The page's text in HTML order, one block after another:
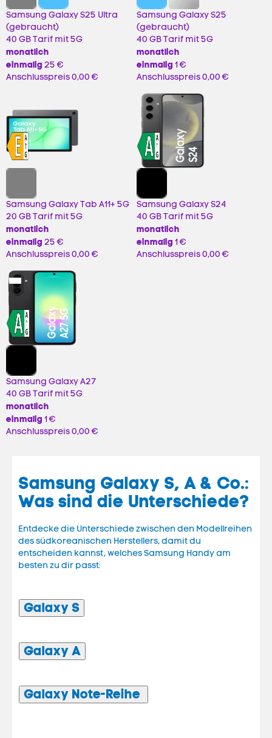
Samsung Galaxy S25 Ultra
(gebraucht)
40 GB Tarif mit 5G
monatlich
einmalig 25 €
Anschlusspreis0,00 €
Samsung Galaxy S25
(gebraucht)
40 GB Tarif mit 5G
monatlich
einmalig 1 €
Anschlusspreis0,00 €
Samsung Galaxy Tab A11+ 5G
20 GB Tarif mit 5G
monatlich
einmalig 25 €
Anschlusspreis0,00 €
Samsung Galaxy S24
40 GB Tarif mit 5G
monatlich
einmalig 1 €
Anschlusspreis0,00 €
Samsung Galaxy A27
40 GB Tarif mit 5G
monatlich
einmalig 1 €
Anschlusspreis0,00 €
Samsung Galaxy S, A & Co.:
Was sind die Unterschiede?
Entdecke die Unterschiede zwischen den Modellreihen
des südkoreanischen Herstellers, damit du
entscheiden kannst, welches Samsung Handy am
besten zu dir passt:
Galaxy S
Galaxy A
Galaxy Note-Reihe